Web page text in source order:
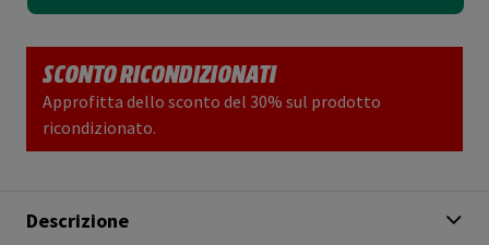
SCONTO RICONDIZIONATI
Approfitta dello sconto del 30% sul prodotto
ricondizionato.
Descrizione